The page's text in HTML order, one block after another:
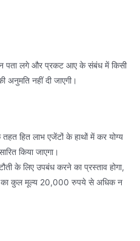
पता लगे और प्रकट आए के संबंध में किसी
अनुमति नहीं दी जाएगी।
तहत हित लाभ एजेंटों के हाथों में कर योग्य
किया जाएगा।
के लिए उपबंध करने का प्रस्ताव होगा,
का कुल मूल्य 20,000 रुपये से अधिक न